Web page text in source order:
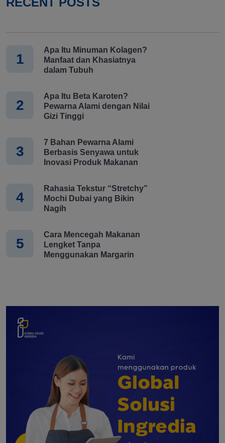
1
Apa Itu Minuman Kolagen?
Manfaat dan Khasiatnya
dalam Tubuh
2
Apa Itu Beta Karoten?
Pewarna Alami dengan Nilai
Gizi Tinggi
3
7 Bahan Pewarna Alami
Berbasis Senyawa untuk
Inovasi Produk Makanan
4
Rahasia Tekstur “Stretchy”
Mochi Dubai yang Bikin
Nagih
5
Cara Mencegah Makanan
Lengket Tanpa
Menggunakan Margarin